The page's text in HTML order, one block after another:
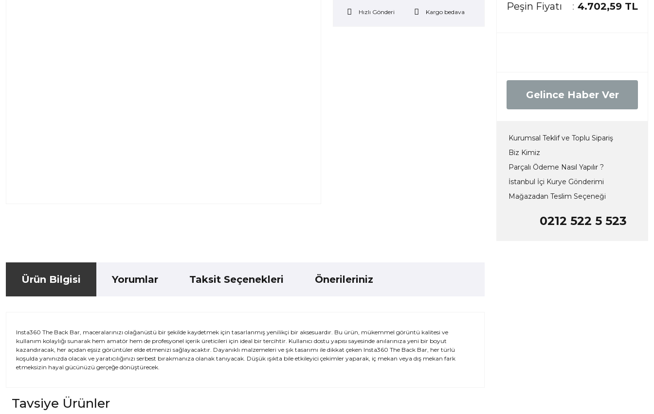
Hızlı Gönderi Kargo bedava Peşin Fiyatı 4.702,59 TL
Gelince Haber Ver
Kurumsal Teklif ve Toplu Sipariş
Biz Kimiz
Parçalı Ödeme Nasıl Yapılır ?
İstanbul İçi Kurye Gönderimi
Mağazadan Teslim Seçeneği
0212 522 5 523
Ürün Bilgisi Yorumlar Taksit Seçenekleri Önerileriniz
Insta360 The Back Bar, maceralarınızı olağanüstü bir şekilde kaydetmek için tasarlanmış yenilikçi bir aksesuardır. Bu ürün, mükemmel görüntü kalitesi ve
kullanım kolaylığı sunarak hem amatör hem de profesyonel içerik üreticileri için ideal bir tercihtir. Kullanıcı dostu yapısı sayesinde anılarınıza yeni bir boyut
kazandıracak, her açıdan eşsiz görüntüler elde etmenizi sağlayacaktır. Dayanıklı malzemeleri ve şık tasarımı ile dikkat çeken Insta360 The Back Bar, her türlü
koşulda yanınızda olacak ve yaratıcılığınızı serbest bırakmanıza olanak tanıyacak. Düşük ışıkta bile etkileyici çekimler yaparak, iç mekan veya dış mekan fark
etmeksizin hayal gücünüzü gerçeğe dönüştürecek.
Bu ürünün fiyat bilgisi, resim, ürün açıklamalarında ve diğer konularda yetersiz gördüğünüz noktaları öneri formunu kullanarak tarafımıza
Tavsiye Ürünler